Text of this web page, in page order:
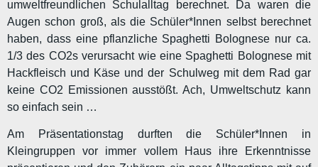
umweltfreundlichen Schulalltag berechnet. Da waren die
Augen schon groß, als die Schüler*Innen selbst berechnet
haben, dass eine pflanzliche Spaghetti Bolognese nur ca.
1/3 des CO2s verursacht wie eine Spaghetti Bolognese mit
Hackfleisch und Käse und der Schulweg mit dem Rad gar
keine CO2 Emissionen ausstößt. Ach, Umweltschutz kann
so einfach sein …
Am Präsentationstag durften die Schüler*Innen in
Kleingruppen vor immer vollem Haus ihre Erkenntnisse